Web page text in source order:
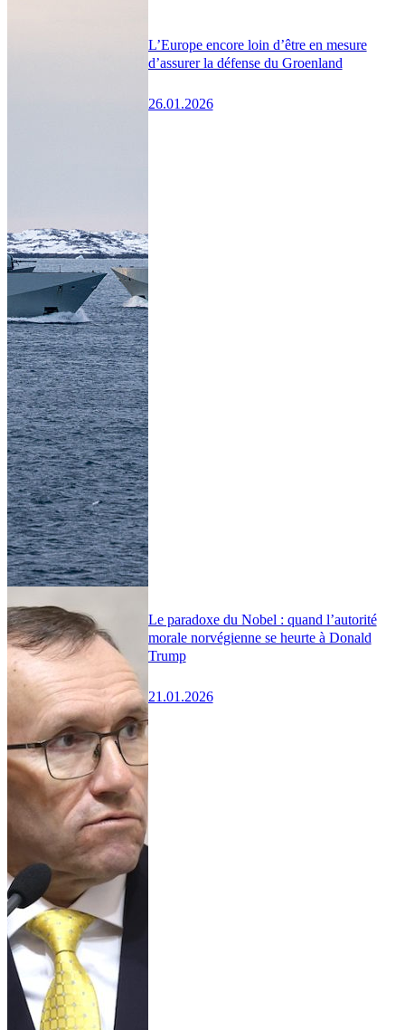
L’Europe encore loin d’être en mesure
d’assurer la défense du Groenland
26.01.2026
Le paradoxe du Nobel : quand l’autorité
morale norvégienne se heurte à Donald
Trump
21.01.2026